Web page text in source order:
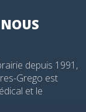
depuis 1991,
Grego est
et le